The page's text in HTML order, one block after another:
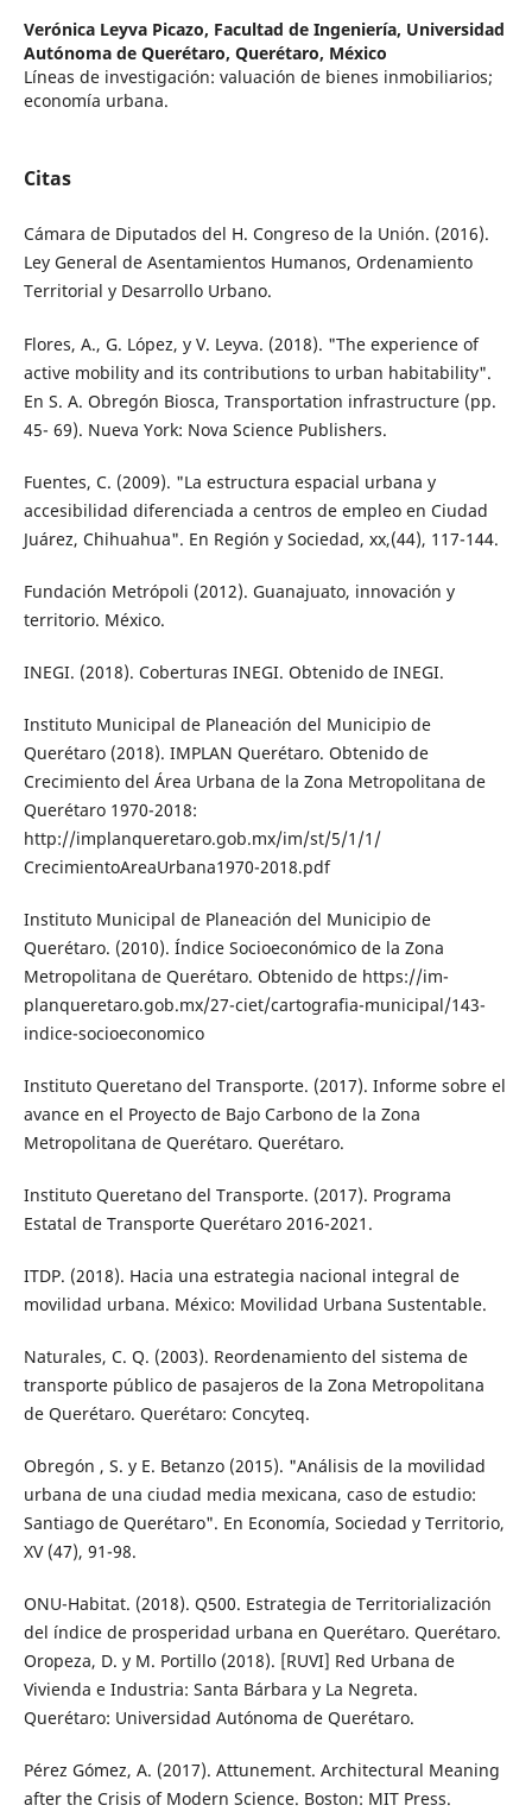
Verónica Leyva Picazo, Facultad de Ingeniería, Universidad
Autónoma de Querétaro, Querétaro, México
Líneas de investigación: valuación de bienes inmobiliarios;
economía urbana.
Citas
Cámara de Diputados del H. Congreso de la Unión. (2016).
Ley General de Asentamientos Humanos, Ordenamiento
Territorial y Desarrollo Urbano.
Flores, A., G. López, y V. Leyva. (2018). "The experience of
active mobility and its con­tributions to urban habitability".
En S. A. Obregón Biosca, Transportation infras­tructure (pp.
45- 69). Nueva York: Nova Science Publishers.
Fuentes, C. (2009). "La estructura espacial ur­bana y
accesibilidad diferenciada a centros de empleo en Ciudad
Juárez, Chihuahua". En Región y Sociedad, xx,(44), 117-144.
Fundación Metrópoli (2012). Guanajuato, in­novación y
territorio. México.
INEGI. (2018). Coberturas INEGI. Obtenido de INEGI.
Instituto Municipal de Planeación del Munici­pio de
Querétaro (2018). IMPLAN Querétaro. Obtenido de
Crecimiento del Área Urbana de la Zona Metropolitana de
Querétaro 1970-2018:
http://implanqueretaro.gob.mx/im/st/5/1/1/
CrecimientoAreaUrba­na1970-2018.pdf
Instituto Municipal de Planeación del Mu­nicipio de
Querétaro. (2010). Índice Socioeconómico de la Zona
Metropolitana de Querétaro. Obtenido de https://im­
planqueretaro.gob.mx/27-ciet/cartogra­fia-municipal/143-
indice-socioeconomico
Instituto Queretano del Transporte. (2017). In­forme sobre el
avance en el Proyecto de Bajo Carbono de la Zona
Metropolitana de Querétaro. Querétaro.
Instituto Queretano del Transporte. (2017). Programa
Estatal de Transporte Querétaro 2016-2021.
ITDP. (2018). Hacia una estrategia nacional integral de
movilidad urbana. México: Movilidad Urbana Sustentable.
Naturales, C. Q. (2003). Reordenamiento del sistema de
transporte público de pasaje­ros de la Zona Metropolitana
de Queréta­ro. Querétaro: Concyteq.
Obregón , S. y E. Betanzo (2015). "Análisis de la movilidad
urbana de una ciudad media mexicana, caso de estudio:
Santiago de Querétaro". En Economía, Sociedad y Terri­torio,
XV (47), 91-98.
ONU-Habitat. (2018). Q500. Estrategia de Te­rritorialización
del índice de prosperidad urbana en Querétaro. Querétaro.
Oropeza, D. y M. Portillo (2018). [RUVI] Red Urbana de
Vivienda e Industria: Santa Bárbara y La Negreta.
Querétaro: Univer­sidad Autónoma de Querétaro.
Pérez Gómez, A. (2017). Attunement. Architec­tural Meaning
after the Crisis of Modern Science. Boston: MIT Press.